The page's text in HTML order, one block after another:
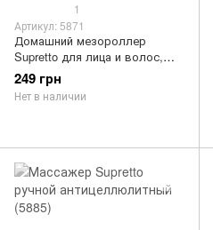
1
Артикул: 5871
Домашний мезороллер
Supretto для лица и волос,
массажный антивозрастной
ролик для лица (5871)
249 грн
Нет в наличии